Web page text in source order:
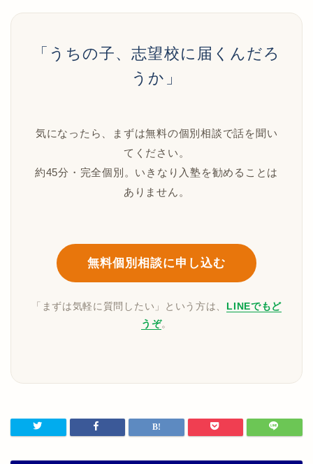
「うちの子、志望校に届くんだろ
うか」
気になったら、まずは無料の個別相談で話を聞い
てください。
約45分・完全個別。いきなり入塾を勧めることは
ありません。
無料個別相談に申し込む
「まずは気軽に質問したい」という方は、 LINEでもど
うぞ。